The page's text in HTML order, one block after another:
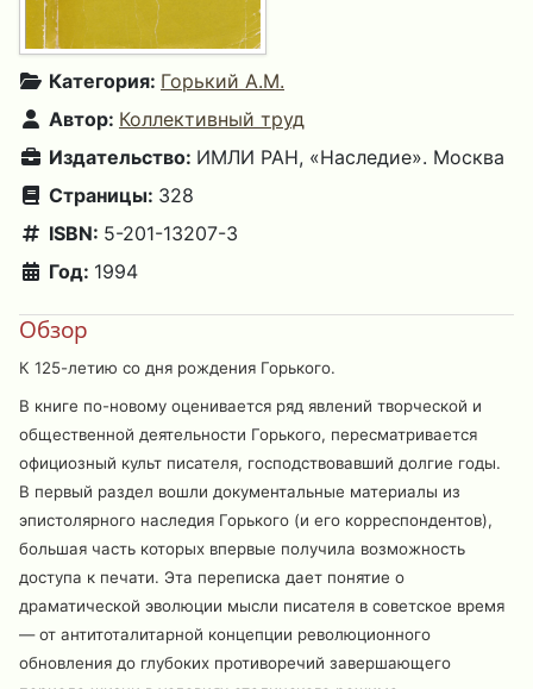
Категория: Горький А.М.
Автор: Коллективный труд
Издательство: ИМЛИ РАН, «Наследие». Москва
Страницы: 328
ISBN: 5-201-13207-3
Год: 1994
Обзор
К 125-летию со дня рождения Горького.
В книге по-новому оценивается ряд явлений творческой и
общественной деятельности Горького, пересматривается
официозный культ писателя, господствовавший долгие годы.
В первый раздел вошли документальные материалы из
эпистолярного наследия Горького (и его корреспондентов),
большая часть которых впервые получила возможность
доступа к печати. Эта переписка дает понятие о
драматической эволюции мысли писателя в советское время
— от антитоталитарной концепции революционного
обновления до глубоких противоречий завершающего